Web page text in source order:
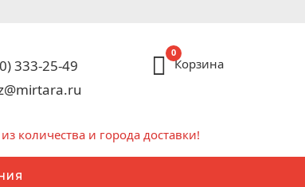
333-25-49
0
Корзина
количества и города доставки!